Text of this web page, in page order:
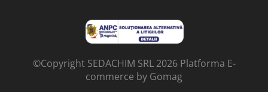
©Copyright SEDACHIM SRL 2026 Platforma E-
commerce by Gomag